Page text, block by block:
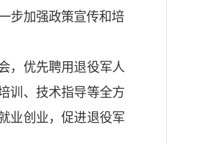
步加强政策宣传和培
，优先聘用退役军人
训、技术指导等全方
业创业，促进退役军